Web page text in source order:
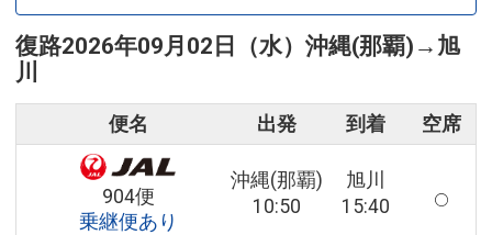
復路2026年09月02日（水） 沖縄(那覇) → 旭
川
便名 出発 到着 空席
904便
乗継便あり
沖縄(那覇)
10:50
旭川
15:40